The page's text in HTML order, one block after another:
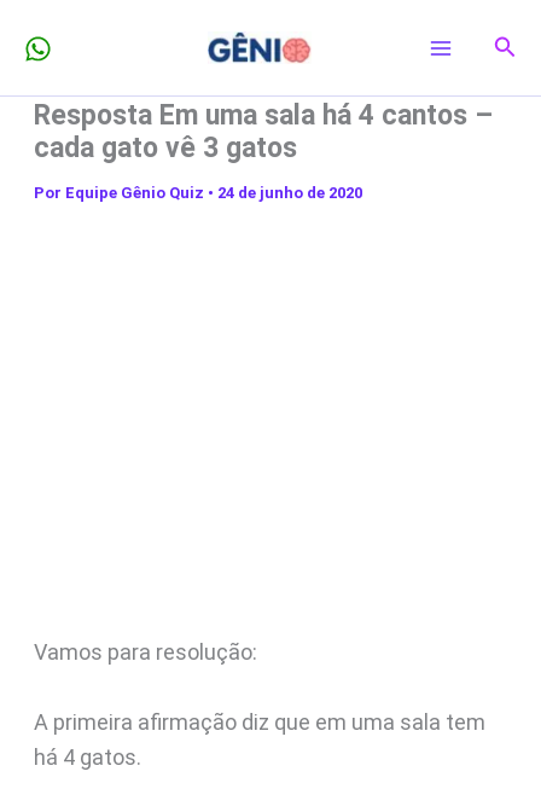
para
conteúdo
Resposta Em uma sala há 4 cantos –
cada gato vê 3 gatos
Por Equipe Gênio Quiz • 24 de junho de 2020
Vamos para resolução:
A primeira afirmação diz que em uma sala tem
há 4 gatos.